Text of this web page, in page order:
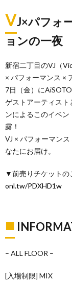
VJ×パフォ
ョンの一夜
新宿二丁目のVJ（
× パフォーマンス ×
7日（金）に
ゲストアーティスト
ンによるこのイベ
露！
VJ × パフォーマン
なたにお届け。
▼前売りチケットの
onl.tw/PDXHD1w
■
– ALL FLOOR –
[入場制限] MIX